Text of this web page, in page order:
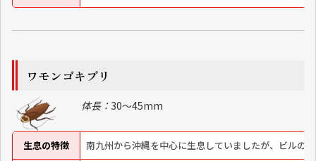
ワモンゴキブリ
体長： 30～45mm
生息の特徴 南九州から沖縄を中心に生息していましたが、ビルの